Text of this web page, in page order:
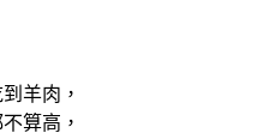
羊肉，
算高，